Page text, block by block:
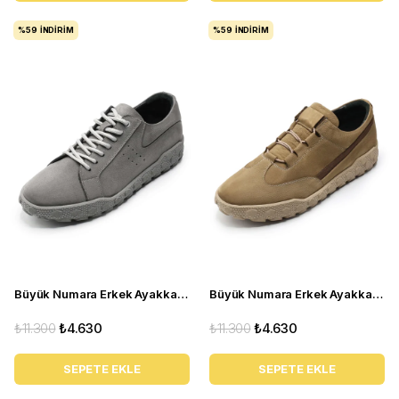
Büyük Numara Erkek Ayakkabı GOM8013 GRİ
₺4.630
₺11.300
SEPETE EKLE
%59 İNDIRIM
Büyük Numara Erkek Ayakkabı GOM2073 Kum
₺4.630
₺11.300
SEPETE EKLE
%59 İNDIRIM